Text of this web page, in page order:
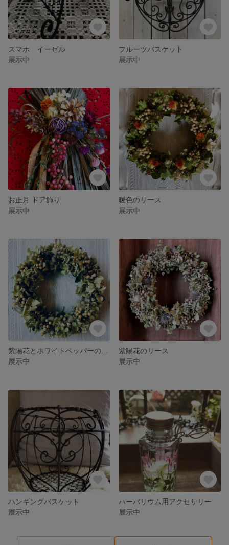
スマホ イーゼル
展示中
フルーツバスケット
展示中
お正月 ドア飾り
展示中
暖色のリース
展示中
展示中
紫陽花のリース
展示中
ハンギングバスケット
展示中
ハーバリウム用アクセサリー
展示中